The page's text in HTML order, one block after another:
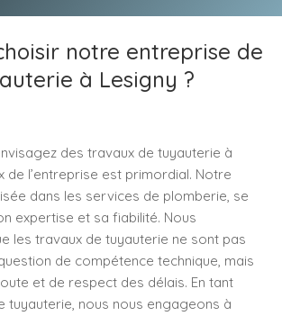
notre entreprise de
à Lesigny ?
des travaux de tuyauterie à
de l’entreprise est primordial. Notre
dans les services de plomberie, se
expertise et sa fiabilité. Nous
les travaux de tuyauterie ne sont pas
de compétence technique, mais
et de respect des délais. En tant
tuyauterie, nous nous engageons à